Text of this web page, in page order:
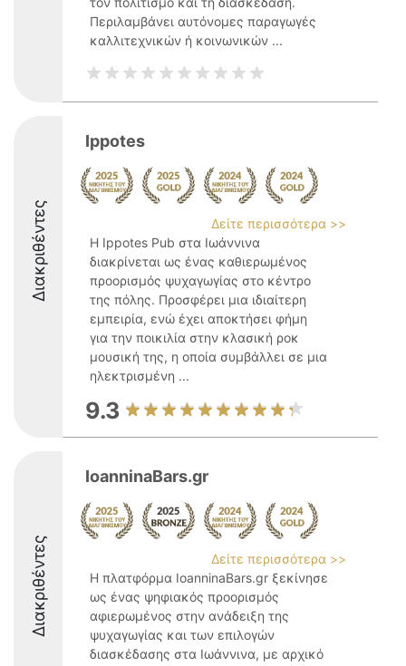
Περιλαμβάνει αυτόνομες παραγωγές
καλλιτεχνικών ή κοινωνικών ...
Διακριθέντες
Ippotes
Δείτε περισσότερα >>
Η Ippotes Pub στα Ιωάννινα
διακρίνεται ως ένας καθιερωμένος
προορισμός ψυχαγωγίας στο κέντρο
της πόλης. Προσφέρει μια ιδιαίτερη
εμπειρία, ενώ έχει αποκτήσει φήμη
για την ποικιλία στην κλασική ροκ
μουσική της, η οποία συμβάλλει σε μια
ηλεκτρισμένη ...
9.3
Διακριθέντες
IoanninaBars.gr
Δείτε περισσότερα >>
Η πλατφόρμα IoanninaBars.gr ξεκίνησε
ως ένας ψηφιακός προορισμός
αφιερωμένος στην ανάδειξη της
ψυχαγωγίας και των επιλογών
διασκέδασης στα Ιωάννινα, με αρχικό